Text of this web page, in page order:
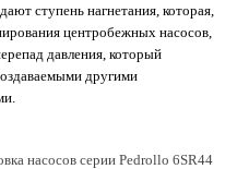
ступень нагнетания, которая,
центробежных насосов,
давления, который
другими
насосов серии Pedrollo 6SR44